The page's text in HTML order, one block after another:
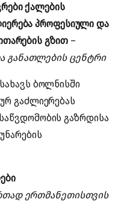
ქალების
პროფესიული და
გზით–
განათლების ცენტრი
ბოლნისში
გაძლიერებას
გაზრდისა
ერთმანეთისთვის